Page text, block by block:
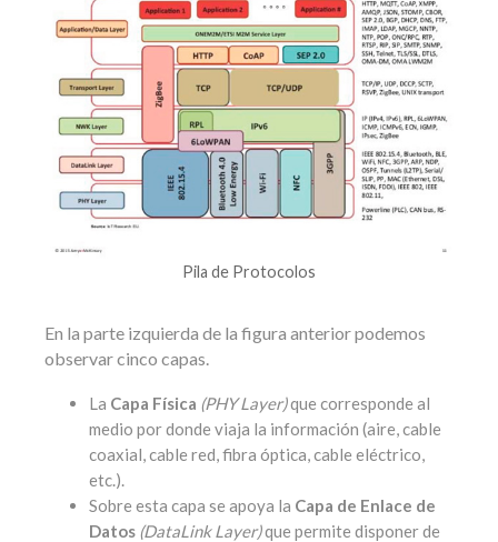
Pila de Protocolos
En la parte izquierda de la figura anterior podemos
observar cinco capas.
La Capa Física (PHY Layer)que corresponde al
medio por donde viaja la información (aire, cable
coaxial, cable red, fibra óptica, cable eléctrico,
etc.).
Sobre esta capa se apoya la Capa de Enlace de
Datos (DataLink Layer)que permite disponer de